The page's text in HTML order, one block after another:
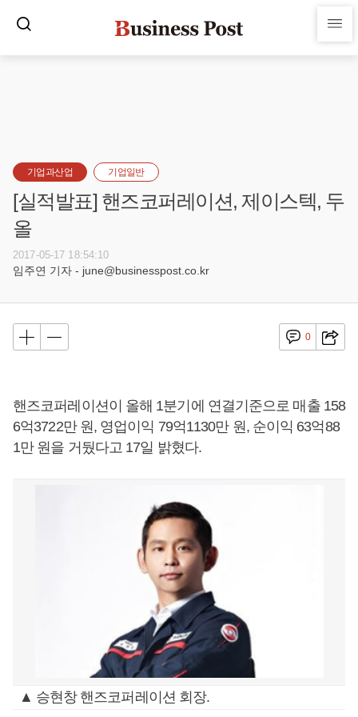
기업과산업 기업일반
[실적발표] 핸즈코퍼레이션, 제이스텍, 두
올
2017-05-17 18:54:10
임주연 기자 - june@businesspost.co.kr
0
핸즈코퍼레이션이 올해 1분기에 연결기준으로 매출 158
6억3722만 원, 영업이익 79억1130만 원, 순이익 63억88
1만 원을 거뒀다고 17일 밝혔다.
▲ 승현창 핸즈코퍼레이션 회장.